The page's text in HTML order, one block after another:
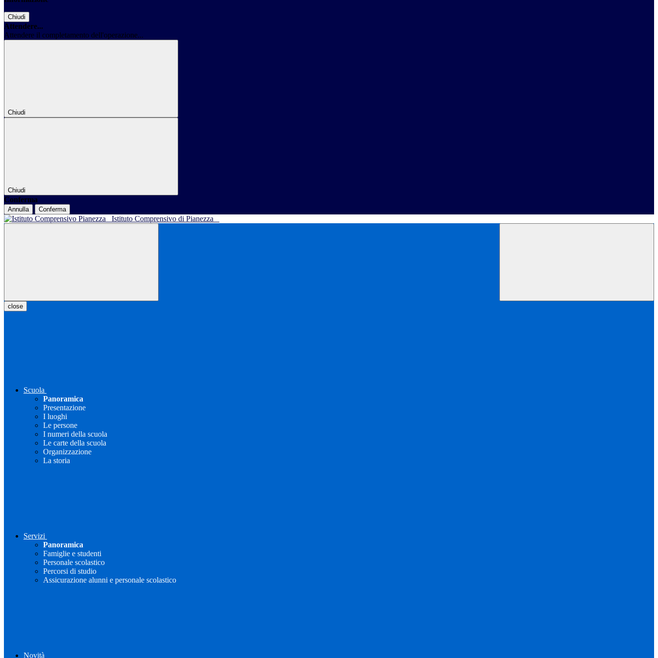
Chiudi
Attendere...
Attendere il completamento dell'operazione...
Chiudi
Chiudi
Conferma
Annulla Conferma
Istituto Comprensivo di Pianezza
close
Scuola
Panoramica
Presentazione
I luoghi
Le persone
I numeri della scuola
Le carte della scuola
Organizzazione
La storia
Servizi
Panoramica
Famiglie e studenti
Personale scolastico
Percorsi di studio
Assicurazione alunni e personale scolastico
Novità